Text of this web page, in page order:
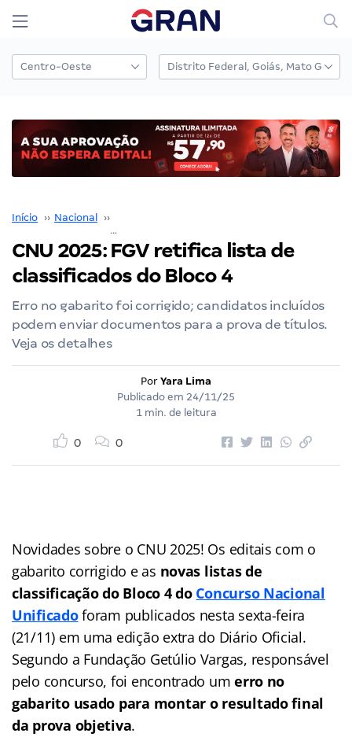
Início ›› Nacional ››
CNU 2025: FGV retifica lista de
classificados do Bloco 4
Erro no gabarito foi corrigido; candidatos incluídos
podem enviar documentos para a prova de títulos.
Veja os detalhes
Por Yara Lima
Publicado em 24/11/25
1 min. de leitura
0 0
Novidades sobre o CNU 2025! Os editais com o
gabarito corrigido e as novas listas de
classificação do Bloco 4 do Concurso Nacional
Unificadoforam publicados nesta sexta-feira
(21/11) em uma edição extra do Diário Oficial.
Segundo a Fundação Getúlio Vargas, responsável
pelo concurso, foi encontrado umerro no
gabarito usado para montar o resultado final
da prova objetiva.